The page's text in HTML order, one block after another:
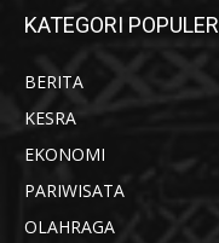
KATEGORI POPULER
BERITA
KESRA
EKONOMI
PARIWISATA
OLAHRAGA